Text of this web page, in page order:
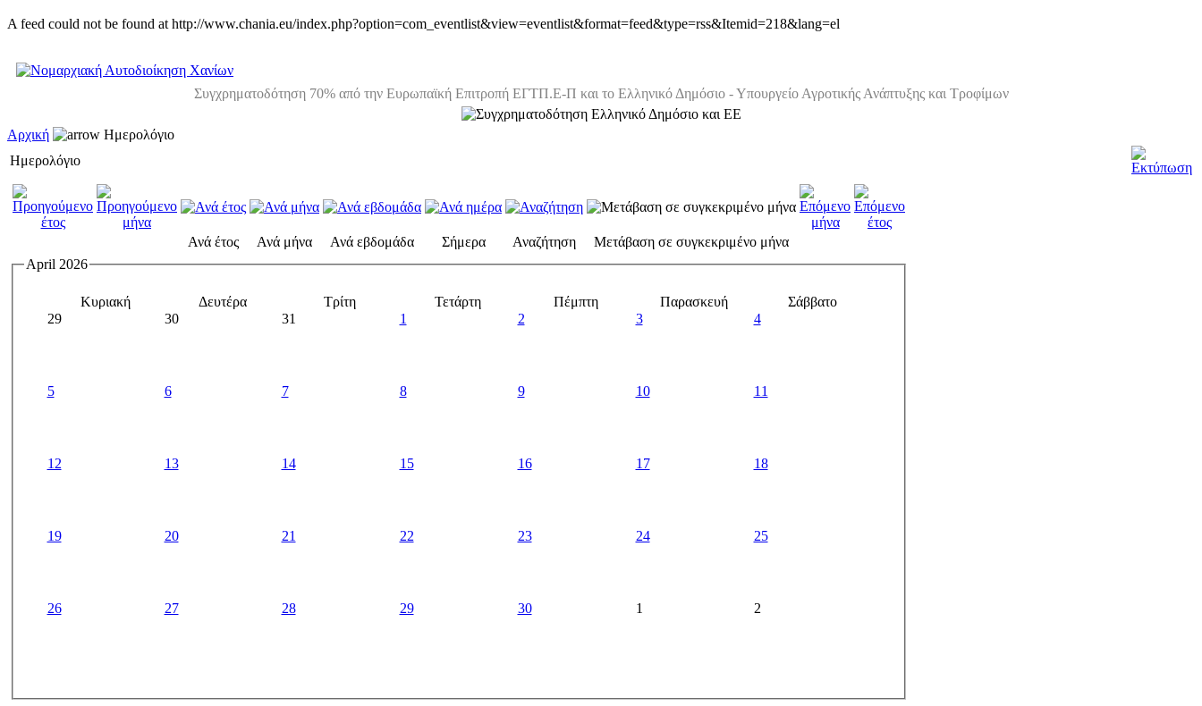
A feed could not be found at http://www.chania.eu/index.php?option=com_eventlist&view=eventlist&format=feed&type=rss&Itemid=218&lang=el
Συγχρηματοδότηση 70% από την Ευρωπαϊκή Επιτροπή ΕΓΤΠ.Ε-Π και το Ελληνικό Δημόσιο - Υπουργείο Αγροτικής Ανάπτυξης και Τροφίμων
Αρχική
Ημερολόγιο
Ημερολόγιο
Ανά έτος Ανά μήνα Ανά εβδομάδα Σήμερα Αναζήτηση
Μετάβαση σε συγκεκριμένο μήνα
April 2026
Κυριακή Δευτέρα Τρίτη Τετάρτη Πέμπτη Παρασκευή
Σάββατο
29
30 31 1 2 3 4
5 6 7 8 9 10 11
12 13 14 15 16 17 18
19 20 21 22 23 24 25
26 27 28 29 30 1 2